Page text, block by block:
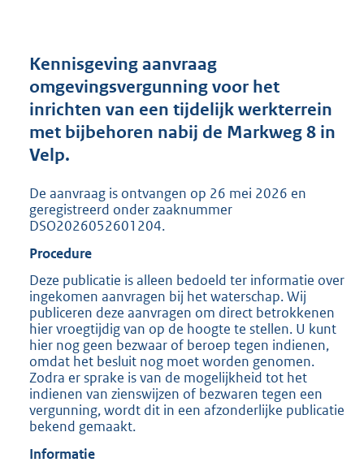
r
o
t
t
0
5
Kennisgeving aanvraag
omgevingsvergunning voor het
inrichten van een tijdelijk werkterrein
met bijbehoren nabij de Markweg 8 in
Velp.
De aanvraag is ontvangen op 26 mei 2026 en
geregistreerd onder zaaknummer
DSO2026052601204.
Procedure
Deze publicatie is alleen bedoeld ter informatie over
ingekomen aanvragen bij het waterschap. Wij
publiceren deze aanvragen om direct betrokkenen
hier vroegtijdig van op de hoogte te stellen. U kunt
hier nog geen bezwaar of beroep tegen indienen,
omdat het besluit nog moet worden genomen.
Zodra er sprake is van de mogelijkheid tot het
indienen van zienswijzen of bezwaren tegen een
vergunning, wordt dit in een afzonderlijke publicatie
bekend gemaakt.
Informatie